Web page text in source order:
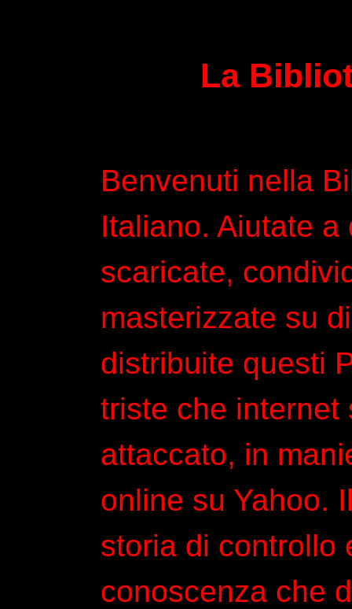
La
Benvenuti nella
Italiano. Aiutate
scaricate,
masterizzate su
distribuite questi
triste che internet
attaccato, in
online su Yahoo.
storia di controllo
conoscenza che